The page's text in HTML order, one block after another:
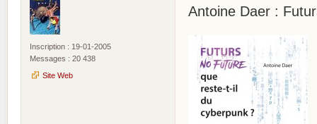
Inscription : 19-01-2005
Messages : 20 438
Site Web
Antoine Daer :